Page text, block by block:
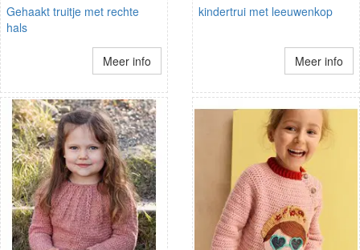
Gehaakt truitje met rechte
hals
Meer info
kindertrui met leeuwenkop
Meer info